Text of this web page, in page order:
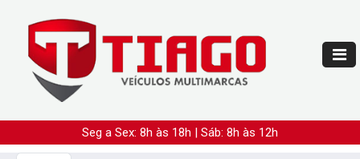
Seg a Sex: 8h às 18h | Sáb: 8h às 12h